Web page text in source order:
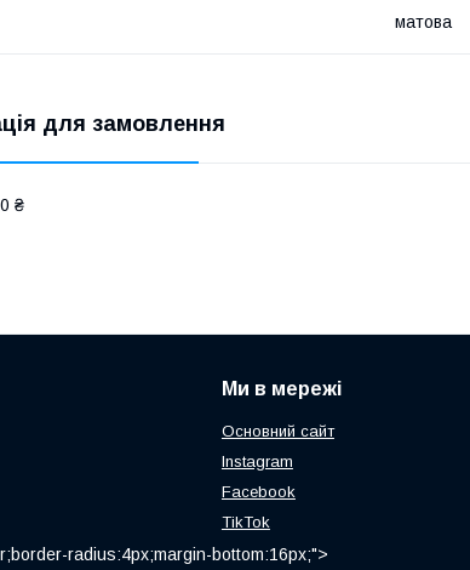
матова
для замовлення
₴
Ми в мережі
Основний сайт
Instagram
Facebook
TikTok
radius:4px;margin-bottom:16px;">